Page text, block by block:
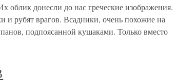
донесли до нас греческие изображения.
и рубят врагов. Всадники, очень похожие на
подпоясанной кушаками. Только вместо